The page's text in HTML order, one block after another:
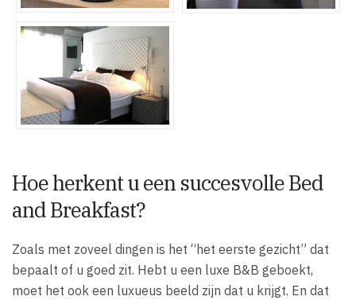
Hoe herkent u een succesvolle Bed
and Breakfast?
Zoals met zoveel dingen is het “het eerste gezicht” dat
bepaalt of u goed zit. Hebt u een luxe B&B geboekt,
moet het ook een luxueus beeld zijn dat u krijgt. En dat